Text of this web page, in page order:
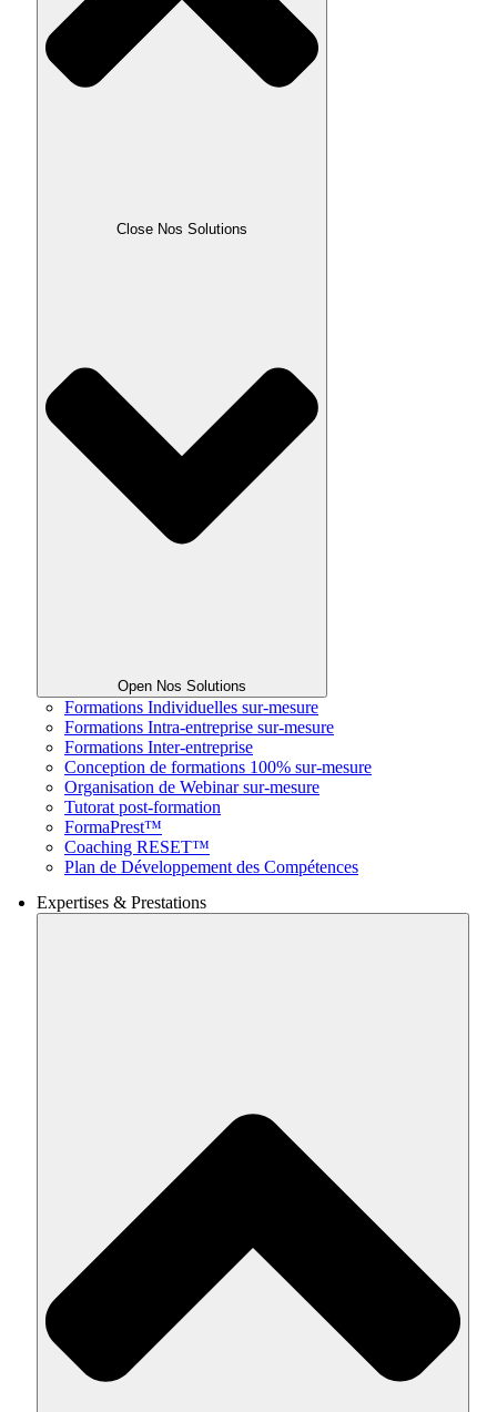
Close Nos Solutions
Open Nos Solutions
Formations Individuelles sur-mesure
Formations Intra-entreprise sur-mesure
Formations Inter-entreprise
Conception de formations 100% sur-mesure
Organisation de Webinar sur-mesure
Tutorat post-formation
FormaPrest™
Coaching RESET™
Plan de Développement des Compétences
Expertises & Prestations